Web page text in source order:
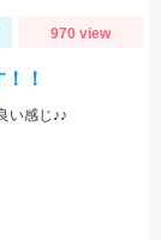
970 view
！
い感じ♪♪